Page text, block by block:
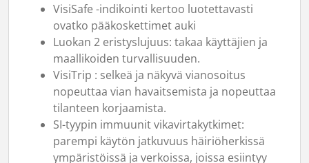
VisiSafe -indikointi kertoo luotettavasti
ovatko pääkoskettimet auki
Luokan 2 eristyslujuus: takaa käyttäjien ja
maallikoiden turvallisuuden.
VisiTrip : selkeä ja näkyvä vianosoitus
nopeuttaa vian havaitsemista ja nopeuttaa
tilanteen korjaamista.
SI-tyypin immuunit vikavirtakytkimet:
parempi käytön jatkuvuus häiriöherkissä
ympäristöissä ja verkoissa, joissa esiintyy